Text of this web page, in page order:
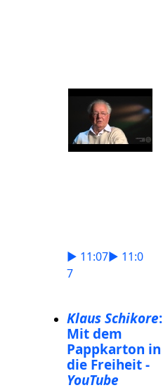
► 11:07► 11:0
7
Klaus Schikore:
Mit dem
Pappkarton in
die Freiheit -
YouTube